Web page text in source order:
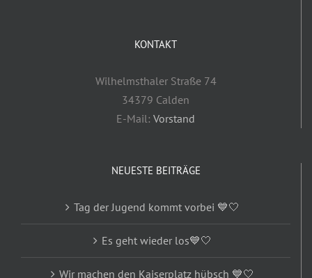
KONTAKT
Wilhelmsthaler Straße 74
34379 Calden
E-Mail: Vorstand
NEUESTE BEITRÄGE
Tag der Jugend kommt vorbei 💙🤍
Es geht wieder los💙🤍
Wir machen den Kaiserplatz hübsch 💙🤍